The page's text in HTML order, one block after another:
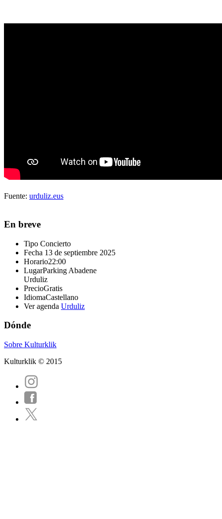
Fuente: urduliz.eus
En breve
Tipo Concierto
Fecha 13 de septiembre 2025
Horario22:00
LugarParking Abadene
Urduliz
PrecioGratis
IdiomaCastellano
Ver agenda Urduliz
Dónde
Sobre Kulturklik
Kulturklik © 2015